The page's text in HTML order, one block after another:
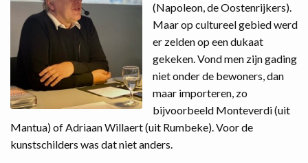
(Napoleon, de Oostenrijkers).
Maar op cultureel gebied werd
er zelden op een dukaat
gekeken. Vond men zijn gading
niet onder de bewoners, dan
maar importeren, zo
bijvoorbeeld Monteverdi (uit
Mantua) of Adriaan Willaert (uit Rumbeke). Voor de
kunstschilders was dat niet anders.